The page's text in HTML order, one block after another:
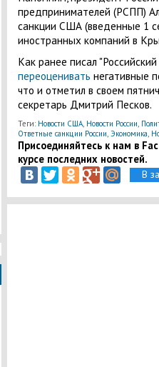
предпринимателей (РСПП)
санкции США (введенные 1
иностранных компаний в
Как ранее писал
переоценивать негативные
что и отметил в своем
секретарь Дмитрий Песков.
Теги: Новости США, Новости России
Ответные санкции России Экономика
Присоединяйтесь к нам в
курсе последних новостей.
В